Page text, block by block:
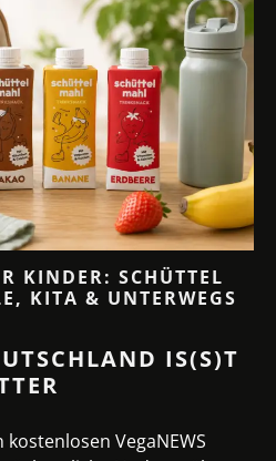
KINDER: SCHÜTTEL
KITA & UNTERWEGS
IS(S)T
VegaNEWS